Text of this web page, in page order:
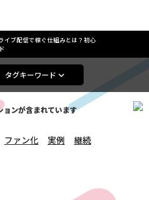
イブ配信で稼ぐ仕組みとは？初心
タグキーワード
ンが含まれています
ファン化 実例 継続